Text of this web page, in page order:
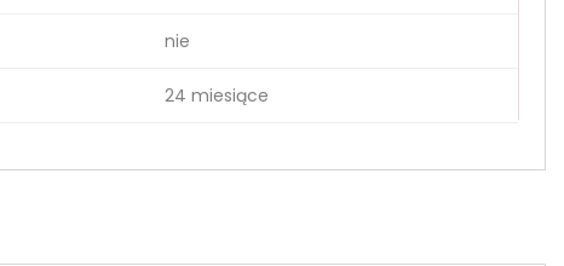
nie
24 miesiące